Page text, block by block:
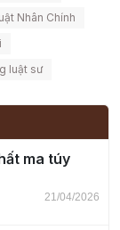
Nhân Chính
luật sư
ma túy
21/04/2026